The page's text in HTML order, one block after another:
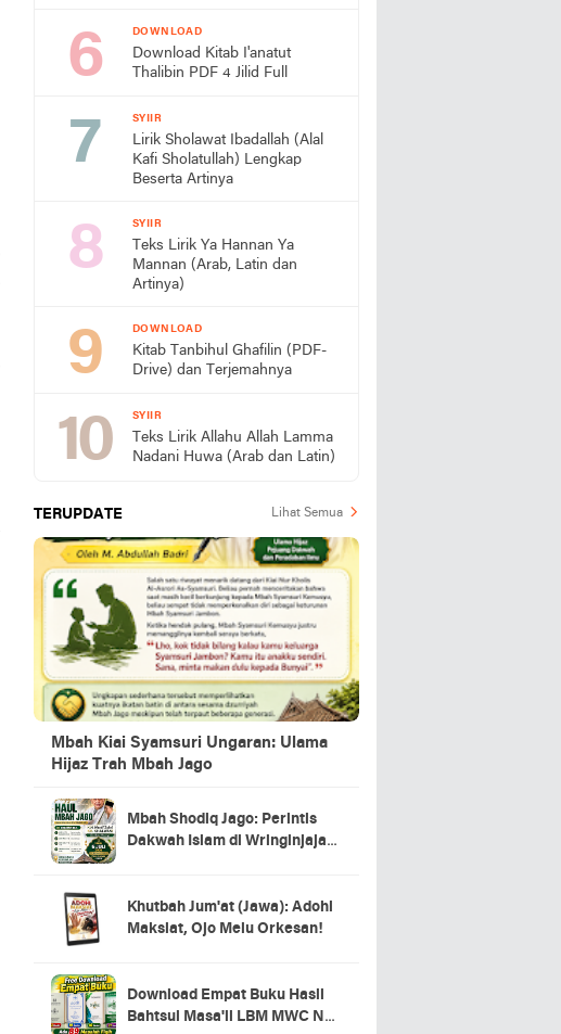
DOWNLOAD
Download Kitab I'anatut
Thalibin PDF 4 Jilid Full
SYIIR
Lirik Sholawat Ibadallah (Alal
Kafi Sholatullah) Lengkap
Beserta Artinya
SYIIR
Teks Lirik Ya Hannan Ya
Mannan (Arab, Latin dan
Artinya)
DOWNLOAD
Kitab Tanbihul Ghafilin (PDF-
Drive) dan Terjemahnya
SYIIR
Teks Lirik Allahu Allah Lamma
Nadani Huwa (Arab dan Latin)
TERUPDATE Lihat Semua
Mbah Kiai Syamsuri Ungaran: Ulama
Hijaz Trah Mbah Jago
Mbah Shodiq Jago: Perintis
Dakwah Islam di Wringinjajar,
Khutbah Jum'at (Jawa): Adohi
Maksiat, Ojo Melu Orkesan!
Download Empat Buku Hasil
Bahtsul Masa'il LBM MWC NU